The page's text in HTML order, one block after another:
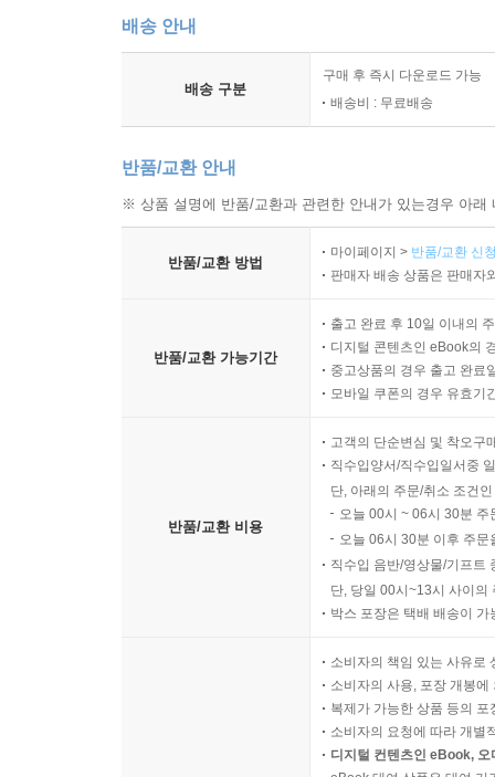
배송 안내
배송 구분
구매 후 즉시 다운로드 가능
배송비 : 무료배송
반품/교환 안내
※ 상품 설명에 반품/교환과 관련한 안내가 있는경우 아
반품/교환 방법
마이페이지 > 반품/교환 신
판매자 배송 상품은 판매자
반품/교환 가능기간
출고 완료 후 10일 이내의
디지털 콘텐츠인 eBook의
중고상품의 경우 출고 완료
모바일 쿠폰의 경우 유효기
반품/교환 비용
고객의 단순변심 및 착오구
직수입양서/직수입일서중
단, 아래의 주문/취소 조건
오늘 00시 ~ 06시 30분
오늘 06시 30분 이후 주
직수입 음반/영상물/기프트
단, 당일 00시~13시 사이의
박스 포장은 택배 배송이
소비자의 책임 있는 사유로
소비자의 사용, 포장 개봉
복제가 가능한 상품 등의
소비자의 요청에 따라 개별
디지털 컨텐츠인 eBook,